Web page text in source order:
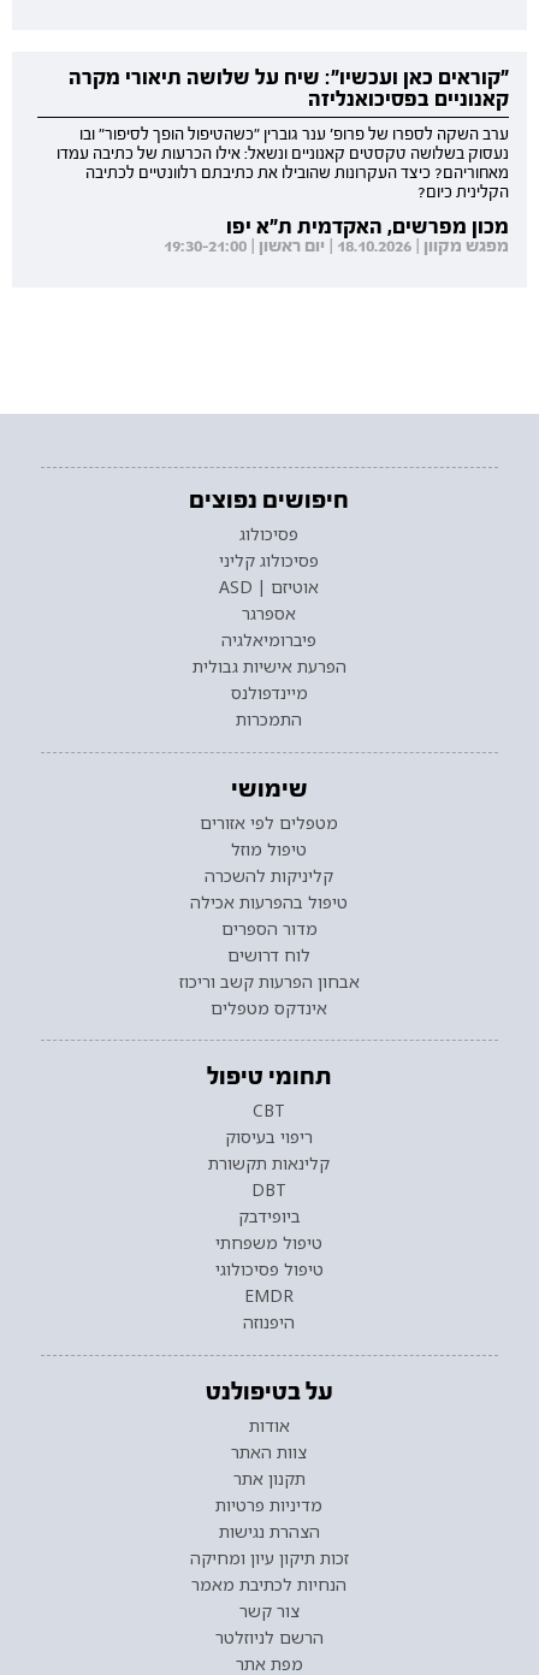
"קוראים כאן ועכשיו": שיח על שלושה תיאורי מקרה
קאנוניים בפסיכואנליזה
ערב השקה לספרו של פרופ' ענר גוברין "כשהטיפול הופך לסיפור" ובו
נעסוק בשלושה טקסטים קאנוניים ונשאל: אילו הכרעות של כתיבה עמדו
מאחוריהם? כיצד העקרונות שהובילו את כתיבתם רלוונטיים לכתיבה
הקלינית כיום?
מכון מפרשים, האקדמית ת"א יפו
מפגש מקוון | 18.10.2026 | יום ראשון | 19:30-21:00
חיפושים נפוצים
פסיכולוג
פסיכולוג קליני
אוטיזם | ASD
אספרגר
פיברומיאלגיה
הפרעת אישיות גבולית
מיינדפולנס
התמכרות
שימושי
מטפלים לפי אזורים
טיפול מוזל
קליניקות להשכרה
טיפול בהפרעות אכילה
מדור הספרים
לוח דרושים
אבחון הפרעות קשב וריכוז
אינדקס מטפלים
תחומי טיפול
CBT
ריפוי בעיסוק
קלינאות תקשורת
DBT
ביופידבק
טיפול משפחתי
טיפול פסיכולוגי
EMDR
היפנוזה
על בטיפולנט
אודות
צוות האתר
תקנון אתר
מדיניות פרטיות
הצהרת נגישות
זכות תיקון עיון ומחיקה
הנחיות לכתיבת מאמר
צור קשר
הרשם לניוזלטר
מפת אתר